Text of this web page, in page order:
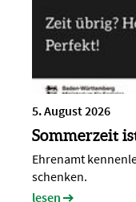
5. August 2026
Sommerzeit
Ehrenamt
schenken.
lesen